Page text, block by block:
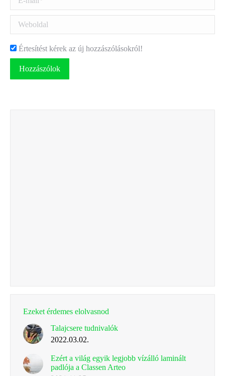
Értesítést kérek az új hozzászólásokról!
Hozzászólok
Ezeket érdemes elolvasnod
Talajcsere tudnivalók
2022.03.02.
Ezért a világ egyik legjobb vízálló laminált
padlója a Classen Arteo